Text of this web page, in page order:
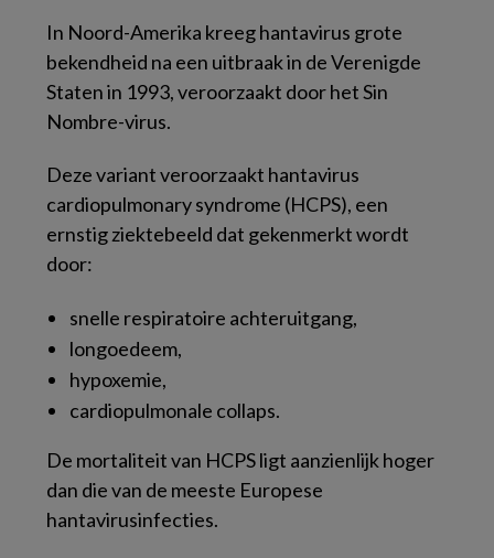
In Noord-Amerika kreeg hantavirus grote
bekendheid na een uitbraak in de Verenigde
Staten in 1993, veroorzaakt door het Sin
Nombre-virus.
Deze variant veroorzaakt hantavirus
cardiopulmonary syndrome (HCPS), een
ernstig ziektebeeld dat gekenmerkt wordt
door:
snelle respiratoire achteruitgang,
longoedeem,
hypoxemie,
cardiopulmonale collaps.
De mortaliteit van HCPS ligt aanzienlijk hoger
dan die van de meeste Europese
hantavirusinfecties.